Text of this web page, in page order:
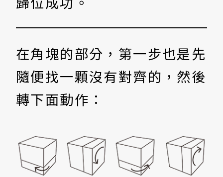
在角塊的部分，第一步也是先
隨便找一顆沒有對齊的，然後
轉下面動作：